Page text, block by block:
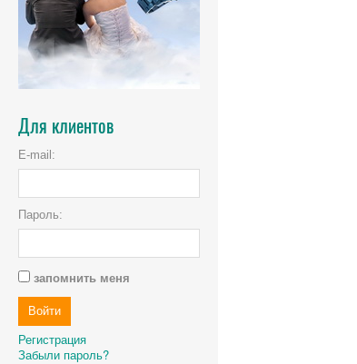
Для клиентов
E-mail:
Пароль:
запомнить меня
Регистрация
Забыли пароль?